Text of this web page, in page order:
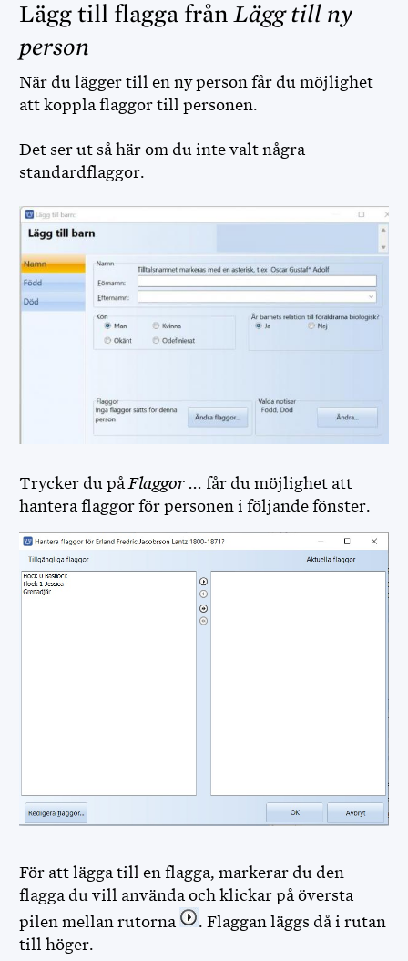
Lägg till flagga frånLägg till ny
person
När du lägger till en ny person får du möjlighet
att koppla flaggor till personen.
Det ser ut så här om du inte valt några
standardflaggor.
Trycker du på Flaggor ... får du möjlighet att
hantera flaggor för personen i följande fönster.
För att lägga till en flagga, markerar du den
flagga du vill använda och klickar på översta
pilen mellan rutorna
. Flaggan läggs då i rutan
till höger.